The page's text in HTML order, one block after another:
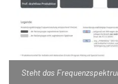
Steht das